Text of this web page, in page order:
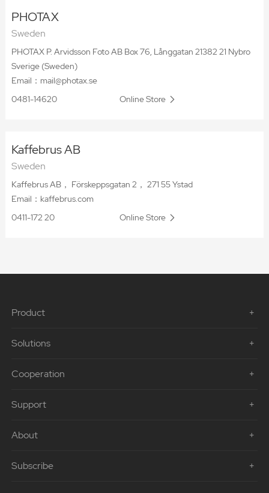
PHOTAX
Sweden
PHOTAX P. Arvidsson Foto AB Box 76, Långgatan 21382 21 Nybro
Sverige (Sweden)
Email：mail@photax.se
0481-14620
Online Store
Kaffebrus AB
Sweden
Kaffebrus AB， Förskeppsgatan 2， 271 55 Ystad
Email：kaffebrus.com
0411-172 20
Online Store
Product
Solutions
Cooperation
Support
About
Subscribe